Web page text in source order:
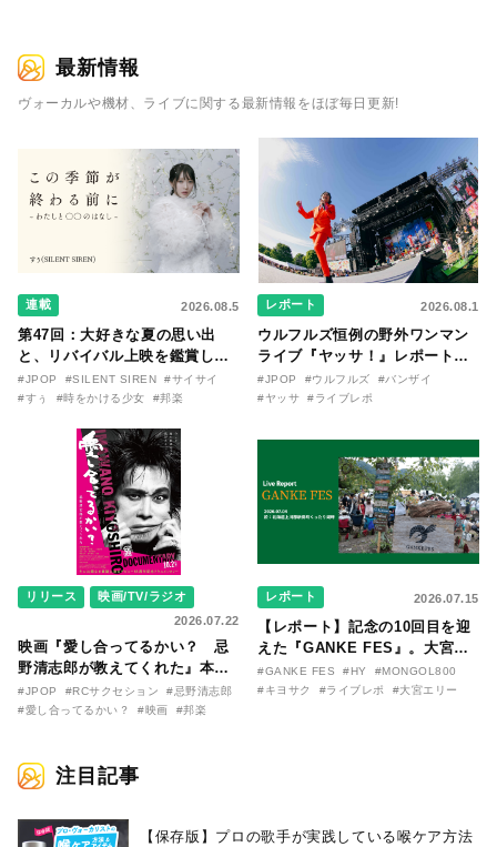
最新情報
ヴォーカルや機材、ライブに関する最新情報をほぼ毎日更新!
連載 2026.08.5
第47回：大好きな夏の思い出
と、リバイバル上映を鑑賞した
『時をかける少女』のおはなし
〜SILENT SIREN・すぅ『この
〇のはなし〜』
#JPOP #SILENT SIREN
#サイサイ
#すぅ
#時をかける少女 #邦楽
レポート 2026.08.1
ウルフルズ恒例の野外ワンマン
ライブ『ヤッサ！』レポート！
リリースから30年を迎えたアル
バム『バンザイ』完全再現に、
た日。
#JPOP #ウルフルズ
#バンザイ
#ヤッサ
#ライブレポ
リリース
映画/TV/ラジオ
2026.07.22
映画『愛し合ってるかい？ 忌
野清志郎が教えてくれた』本予
告映像とキービジュアルがつい
に解禁！ キヨシロー関連商品も
#JPOP #RCサクセション
#忌野清志郎
#愛し合ってるかい？
#映画 #邦楽
レポート 2026.07.15
【レポート】記念の10回目を迎
えた『GANKE FES』。大宮エ
リー作『アイヌの神々の崖』を
前に、キヨサク
#GANKE FES #HY
#MONGOL800
#キヨサク
#ライブレポ #大宮エリー
注目記事
【保存版】プロの歌手が実践している喉ケア⽅法